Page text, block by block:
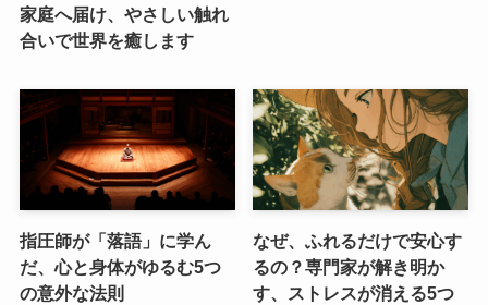
家庭へ届け、やさしい触れ
合いで世界を癒します
指圧師が「落語」に学ん
だ、心と身体がゆるむ5つ
の意外な法則
なぜ、ふれるだけで安心す
るの？専門家が解き明か
す、ストレスが消える5つ